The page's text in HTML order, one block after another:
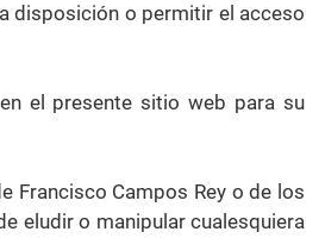
disposición o permitir el acceso
el presente sitio web para su
Francisco Campos Rey o de los
eludir o manipular cualesquiera